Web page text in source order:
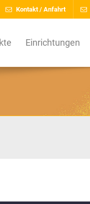
Kontakt / Anfahrt
Einrichtungen